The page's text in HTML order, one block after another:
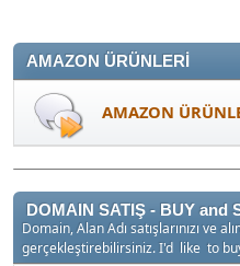
AMAZON ÜRÜNLERİ
AMAZON
DOMAIN SATIŞ - BUY and
Domain, Alan Adı satışlarınızı ve
gerçekleştirebilirsiniz. I'd like to